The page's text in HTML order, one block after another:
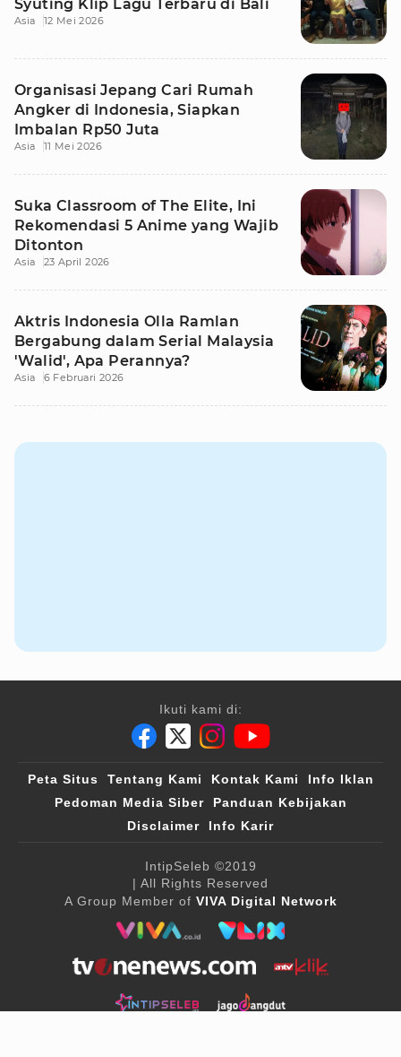
Syuting Klip Lagu Terbaru di Bali
Asia 12 Mei 2026
Organisasi Jepang Cari Rumah
Angker di Indonesia, Siapkan
Imbalan Rp50 Juta
Asia 11 Mei 2026
Suka Classroom of The Elite, Ini
Rekomendasi 5 Anime yang Wajib
Ditonton
Asia 23 April 2026
Aktris Indonesia Olla Ramlan
Bergabung dalam Serial Malaysia
'Walid', Apa Perannya?
Asia 6 Februari 2026
Ikuti kami di:
Peta Situs Tentang Kami Kontak Kami
Info Iklan
Pedoman Media Siber
Panduan Kebijakan
Disclaimer
Info Karir
IntipSeleb ©2019
| All Rights Reserved
A Group Member of VIVA Digital Network